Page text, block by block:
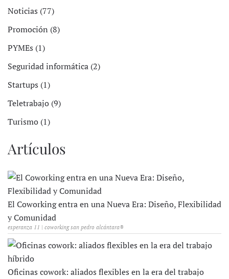
Noticias (77)
Promoción (8)
PYMEs (1)
Seguridad informática (2)
Startups (1)
Teletrabajo (9)
Turismo (1)
Artículos
El Coworking entra en una Nueva Era: Diseño, Flexibilidad
y Comunidad
esperanza 11 | coworking san pedro alcántara®
Oficinas cowork: aliados flexibles en la era del trabajo